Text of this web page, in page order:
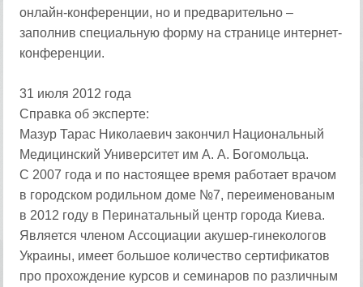
онлайн-конференции, но и предварительно –
заполнив специальную форму на странице интернет-
конференции.
31 июля 2012 года
Справка об эксперте:
Мазур Тарас Николаевич закончил Национальный
Медицинский Университет им А. А. Богомольца.
С 2007 года и по настоящее время работает врачом
в городском родильном доме №7, переименованым
в 2012 году в Перинатальный центр города Киева.
Является членом Ассоциации акушер-гинекологов
Украины, имеет большое количество сертификатов
про прохождение курсов и семинаров по различным